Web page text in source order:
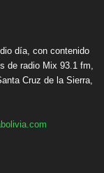
día, con contenido
de radio Mix 93.1 fm,
Cruz de la Sierra,